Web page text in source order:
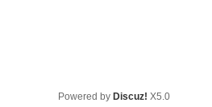
Powered by Discuz! X5.0